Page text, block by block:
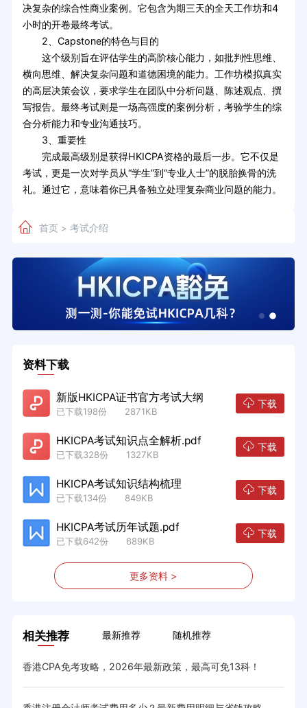
决复杂的综合性商业案例。它包含为期三天的全天工作坊和4
小时的开卷最终考试。
2、Capstone的特色与目的
这个级别旨在评估学生的高阶核心能力，如批判性思维、
横向思维、解决复杂问题和道德困境的能力。工作坊模拟真实
的高层决策会议，要求学生在团队中分析问题、陈述观点、撰
写报告。最终考试则是一场高强度的案例分析，考验学生的综
合分析能力和专业沟通技巧。
3、重要性
完成最高级别是获得HKICPA资格的最后一步。它不仅是
考试，更是一次对学员从“学生”到“专业人士”的脱胎换骨的洗
礼。通过它，意味着你已具备独立处理复杂商业问题的能力。
首页> 考试介绍
资料下载
新版HKICPA证书官方考试大纲
已下载198份 2871KB
下载
HKICPA考试知识点全解析.pdf
已下载328份 1327KB
下载
HKICPA考试知识结构梳理
已下载134份 849KB
下载
HKICPA考试历年试题.pdf
已下载642份 689KB
下载
更多资料 >
相关推荐 最新推荐 随机推荐
香港CPA免考攻略，2026年最新政策，最高可免13科！